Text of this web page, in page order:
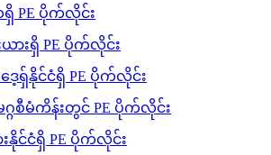
PE ပိုက်လိုင်း
ယားရှိ PE ပိုက်လိုင်း
ေ့ရှ်နိုင်ငံရှိ PE ပိုက်လိုင်း
စီမံကိန်းတွင် PE ပိုက်လိုင်း
နိုင်ငံရှိ PE ပိုက်လိုင်း